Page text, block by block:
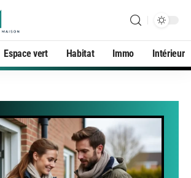
Espace vert Habitat Immo Intérieur